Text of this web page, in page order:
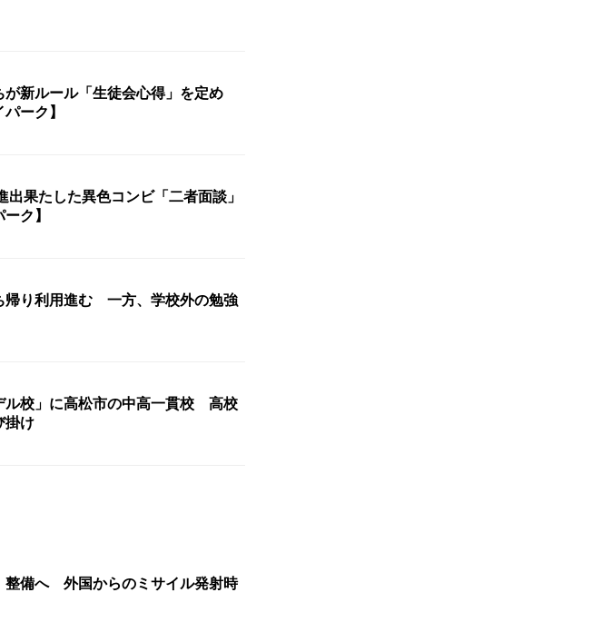
新ルール「生徒会心得」を定め
ーク】
果たした異色コンビ「二者面談」
ク】
帰り利用進む 一方、学校外の勉強
ル校」に高松市の中高一貫校 高校
掛け
整備へ 外国からのミサイル発射時